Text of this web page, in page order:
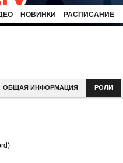
НОВИНКИ РАСПИСАНИЕ
ОБЩАЯ ИНФОРМАЦИЯ РОЛИ